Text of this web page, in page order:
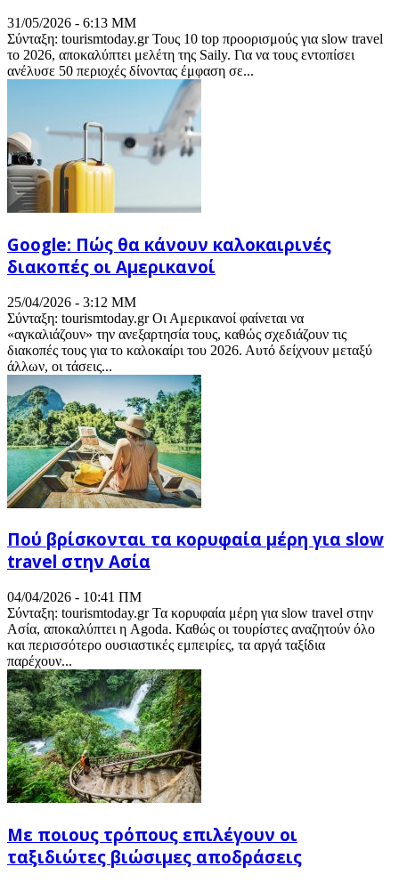
31/05/2026 - 6:13 ΜΜ
Σύνταξη: tourismtoday.gr Τους 10 top προορισμούς για slow travel
το 2026, αποκαλύπτει μελέτη της Saily. Για να τους εντοπίσει
ανέλυσε 50 περιοχές δίνοντας έμφαση σε...
Google: Πώς θα κάνουν καλοκαιρινές
διακοπές οι Αμερικανοί
25/04/2026 - 3:12 ΜΜ
Σύνταξη: tourismtoday.gr Οι Αμερικανοί φαίνεται να
«αγκαλιάζουν» την ανεξαρτησία τους, καθώς σχεδιάζουν τις
διακοπές τους για το καλοκαίρι του 2026. Αυτό δείχνουν μεταξύ
άλλων, οι τάσεις...
Πού βρίσκονται τα κορυφαία μέρη για slow
travel στην Ασία
04/04/2026 - 10:41 ΠΜ
Σύνταξη: tourismtoday.gr Τα κορυφαία μέρη για slow travel στην
Ασία, αποκαλύπτει η Agoda. Καθώς οι τουρίστες αναζητούν όλο
και περισσότερο ουσιαστικές εμπειρίες, τα αργά ταξίδια
παρέχουν...
Με ποιους τρόπους επιλέγουν οι
ταξιδιώτες βιώσιμες αποδράσεις